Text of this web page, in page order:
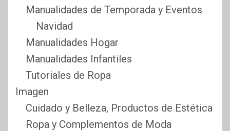
Manualidades de Temporada y Eventos
Navidad
Manualidades Hogar
Manualidades Infantiles
Tutoriales de Ropa
Imagen
Cuidado y Belleza, Productos de Estética
Ropa y Complementos de Moda